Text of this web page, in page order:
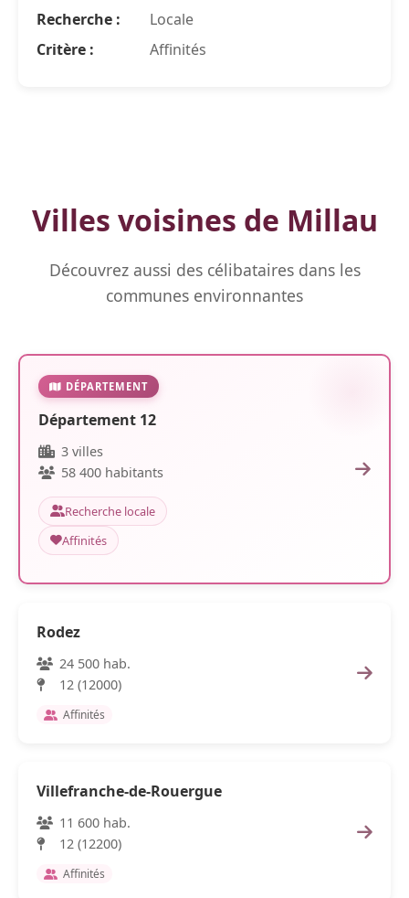
Recherche :
Locale
Critère :
Affinités
Villes voisines de Millau
Découvrez aussi des célibataires dans les
communes environnantes
DÉPARTEMENT
Département 12
3 villes
58 400 habitants
Recherche locale
Affinités
Rodez
24 500 hab.
12 (12000)
Affinités
Villefranche-de-Rouergue
11 600 hab.
12 (12200)
Affinités